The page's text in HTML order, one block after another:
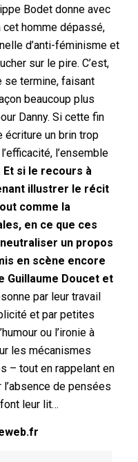
Bodet donne avec
homme dépassé,
d’anti-féminisme et
sur le pire. C’est,
se termine, faisant
beaucoup plus
Danny. Si cette fin
écriture un brin trop
l’ensemble
Et si le recours à
illustrer le récit
comme la
en ce que ces
un propos
en scène encore
Guillaume Doucet et
par leur travail
et par petites
ou l’ironie à
les mécanismes
– tout en rappelant en
de pensées
leur lit…